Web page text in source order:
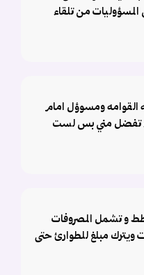
من تلقاء
القوامه ومسوؤل امام
تفضل مني بس لست
و تشمل المصروفات
ويترك مبلغ للطوارئ حتى